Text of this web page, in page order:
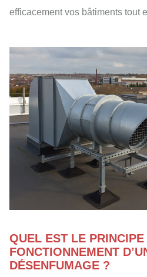
efficacement vos bâtiments tout
QUEL EST LE PRINCIPE
FONCTIONNEMENT
DÉSENFUMAGE ?